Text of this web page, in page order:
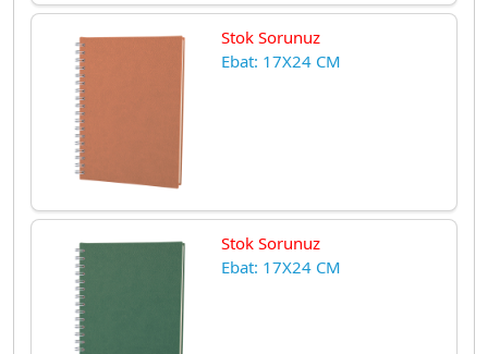
Stok Sorunuz
Ebat: 17X24 CM
Stok Sorunuz
Ebat: 17X24 CM